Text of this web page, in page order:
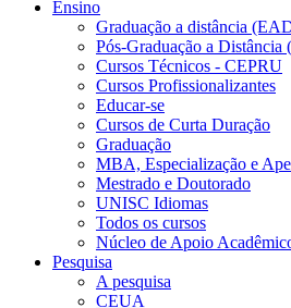
Ensino
Graduação a distância
Pós-Graduação a
Cursos Técnicos - CEPRU
Cursos Profissionalizantes
Educar-se
Cursos de Curta Duração
Graduação
MBA, Especialização e
Mestrado e Doutorado
UNISC Idiomas
Todos os cursos
Núcleo de Apoio
Pesquisa
A pesquisa
CEUA